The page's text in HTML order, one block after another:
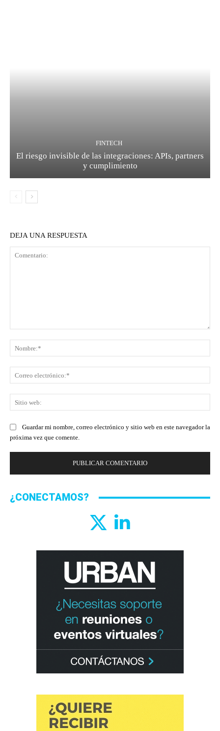
FINTECH
El riesgo invisible de las integraciones: APIs, partners
y cumplimiento
DEJA UNA RESPUESTA
Guardar mi nombre, correo electrónico y sitio web en este navegador la
próxima vez que comente.
¿CONECTAMOS?